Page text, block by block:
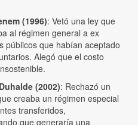
(1996): Vetó una ley que
al régimen general a ex
públicos que habían aceptado
Alegó que el costo
(2002): Rechazó un
creaba un régimen especial
transferidos,
que generaría una